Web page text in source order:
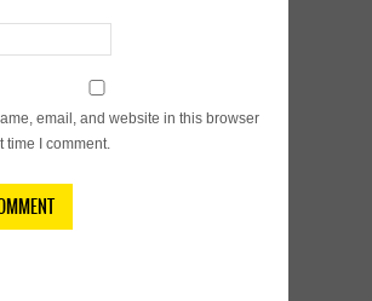
email, and website in this browser
time I comment.